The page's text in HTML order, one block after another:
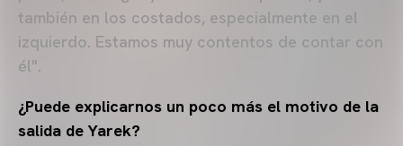
también en los costados, especialmente en el
izquierdo. Estamos muy contentos de contar con
él".
¿Puede explicarnos un poco más el motivo de la
salida de Yarek?